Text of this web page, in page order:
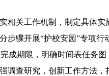
相关工作机制，制定具体
骤开展“护校安园”专项行
成期限，明确时间表任务
查研究，创新工作方法